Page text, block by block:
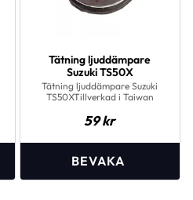
Tätning ljuddämpare
Suzuki TS50X
Tätning ljuddämpare Suzuki
TS50XTillverkad i Taiwan
59kr